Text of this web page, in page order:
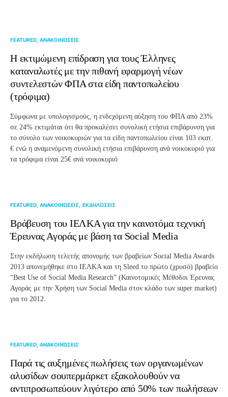
FEATURED ΑΝΑΚΟΙΝΏΣΕΙΣ
Η εκτιμώμενη επίδραση για τους Έλληνες
καταναλωτές με την πιθανή εφαρμογή νέων
συντελεστών ΦΠΑ στα είδη παντοπωλείου
(τρόφιμα)
Σύμφωνα με υπολογισμούς, η ενδεχόμενη αύξηση του ΦΠΑ από 23%
σε 24% εκτιμάται ότι θα προκαλέσει συνολική ετήσια επιβάρυνση για
το σύνολο των νοικοκυριών για τα είδη παντοπωλείου είναι 103 εκατ.
€ ενώ η αναμενόμενη συνολική ετήσια επιβάρυνση ανά νοικοκυριό για
τα τρόφιμα είναι 25€ ανά νοικοκυριό
FEATURED ΑΝΑΚΟΙΝΏΣΕΙΣ ΕΚΔΗΛΏΣΕΙΣ
Βράβευση του ΙΕΛΚΑ για την καινοτόμα τεχνική
Έρευνας Αγοράς με βάση τα Social Media
Στην εκδήλωση τελετής απονομής των βραβείων Social Media Awards
2013 απονεμήθηκε στο ΙΕΛΚΑ και τη Sleed το πρώτο (χρυσό) βραβείο
“Best Use of Social Media Research” (Καινοτομικές Μέθοδοι Έρευνας
Αγοράς με την Χρήση των Social Media στον κλάδο των super market)
για το 2012.
FEATURED ΑΝΑΚΟΙΝΏΣΕΙΣ
Παρά τις αυξημένες πωλήσεις των οργανωμένων
αλυσίδων σουπερμάρκετ εξακολουθούν να
αντιπροσωπεύουν λιγότερο από 50% των πωλήσεων